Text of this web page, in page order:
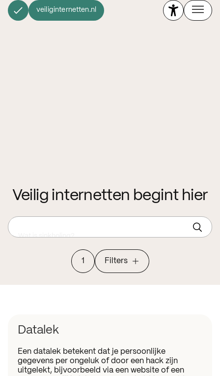
veiliginternetten.nl
Veilig internetten begint hier
1 Filters
Datalek
Een datalek betekent dat je persoonlijke
gegevens per ongeluk of door een hack zijn
uitgelekt, bijvoorbeeld via een website of een